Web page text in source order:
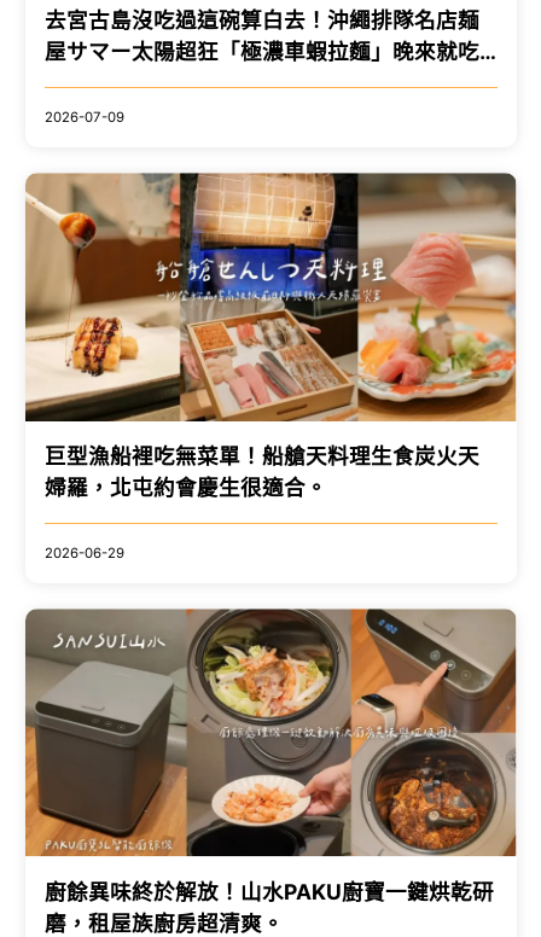
去宮古島沒吃過這碗算白去！沖繩排隊名店麺
屋サマー太陽超狂「極濃車蝦拉麵」晚來就吃
不到
2026-07-09
巨型漁船裡吃無菜單！船艙天料理生食炭火天
婦羅，北屯約會慶生很適合。
2026-06-29
廚餘異味終於解放！山水PAKU廚寶一鍵烘乾研
磨，租屋族廚房超清爽。